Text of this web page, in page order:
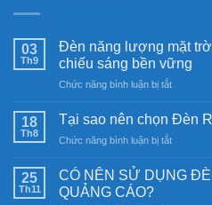
03
Th9
Đèn năng lượng mặt
chiếu sáng bền vững
Chức năng bình luận bị tắtở
năng
mặt
Khám
18
Th8
Tại sao nên chọn Đèn
Chức năng bình luận bị tắtở
sao
25
Th11
CÓ NÊN SỬ DỤNG
QUẢNG CÁO?